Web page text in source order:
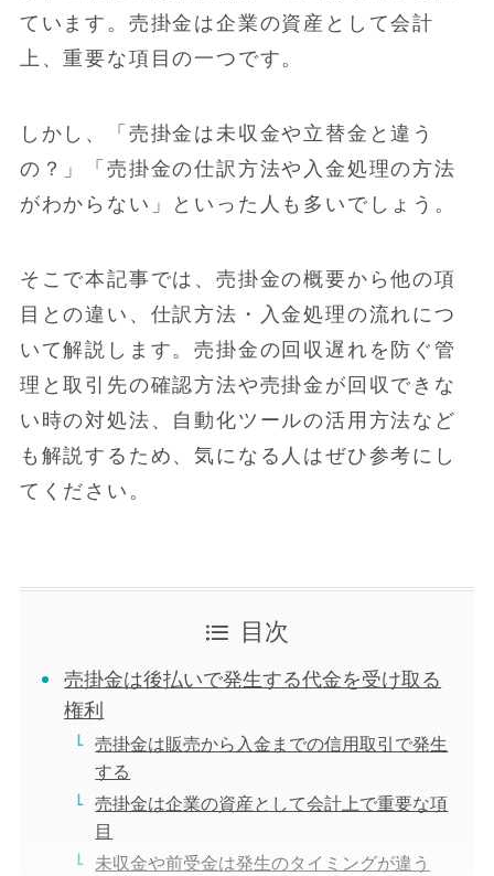
ています。売掛金は企業の資産として会計
上、重要な項目の一つです。
しかし、「売掛金は未収金や立替金と違う
の？」「売掛金の仕訳方法や入金処理の方法
がわからない」といった人も多いでしょう。
そこで本記事では、売掛金の概要から他の項
目との違い、仕訳方法・入金処理の流れにつ
いて解説します。売掛金の回収遅れを防ぐ管
理と取引先の確認方法や売掛金が回収できな
い時の対処法、自動化ツールの活用方法など
も解説するため、気になる人はぜひ参考にし
てください。
目次
売掛金は後払いで発生する代金を受け取る
権利
売掛金は販売から入金までの信用取引で発生
する
売掛金は企業の資産として会計上で重要な項
目
未収金や前受金は発生のタイミングが違う